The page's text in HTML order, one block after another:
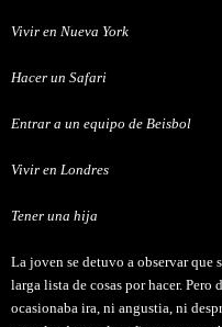
Vivir en Nueva York
Hacer un Safari
Entrar a un equipo de Beisbol
Vivir en Londres
Tener una hija
La joven se detuvo a observar que
larga lista de cosas por hacer. Pero
ocasionaba ira, ni angustia, ni